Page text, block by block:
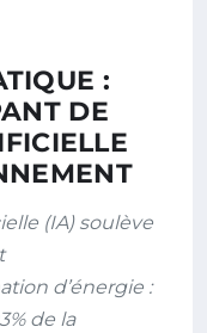
:
DE
(IA) soulève
d’énergie :
de la